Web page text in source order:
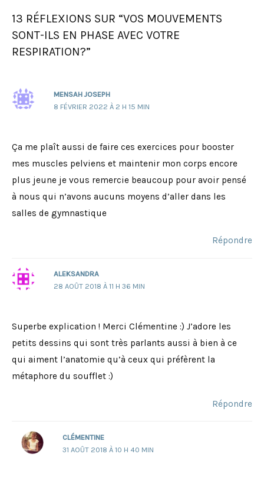
l’article
13 RÉFLEXIONS SUR “VOS MOUVEMENTS
SONT-ILS EN PHASE AVEC VOTRE
RESPIRATION?”
MENSAH JOSEPH
8 FÉVRIER 2022 À 2 H 15 MIN
Ça me plaît aussi de faire ces exercices pour booster
mes muscles pelviens et maintenir mon corps encore
plus jeune je vous remercie beaucoup pour avoir pensé
à nous qui n’avons aucuns moyens d’aller dans les
salles de gymnastique
Répondre
ALEKSANDRA
28 AOÛT 2018 À 11 H 36 MIN
Superbe explication ! Merci Clémentine :) J’adore les
petits dessins qui sont très parlants aussi à bien à ce
qui aiment l’anatomie qu’à ceux qui préfèrent la
métaphore du soufflet :)
Répondre
CLÉMENTINE
31 AOÛT 2018 À 10 H 40 MIN